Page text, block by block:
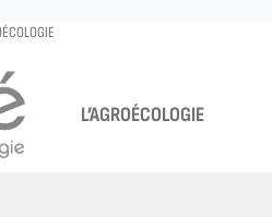
L’AGROÉCOLOGIE